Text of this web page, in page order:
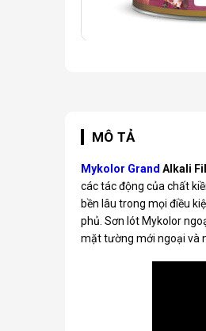
MÔ TẢ
Mykolor Grand Alkali
các tác động của chất
bền lâu trong mọi điều
phủ. Sơn lót Mykolor
mặt tường mới ngoại và